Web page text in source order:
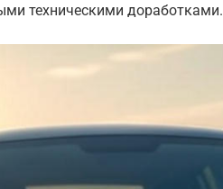
техническими доработками.